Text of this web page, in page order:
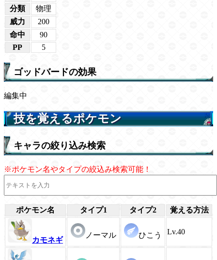
分類
物理
威力
200
命中
90
PP
5
ゴッドバードの効果
編集中
技を覚えるポケモン
キャラの絞り込み検索
※ポケモン名やタイプの絞込み検索可能！
ポケモン名 タイプ1 タイプ2 覚える方法
カモネギ
ノーマル ひこう Lv.40